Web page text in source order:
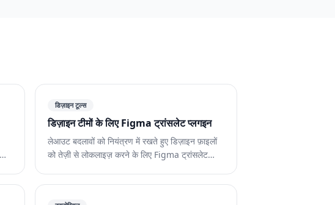
डिज़ाइन टूल्स
डिज़ाइन टीमों के लिए Figma ट्रांसलेट प्लगइन
लेआउट बदलावों को नियंत्रण में रखते हुए डिज़ाइन फ़ाइलों
को तेज़ी से लोकलाइज़ करने के लिए Figma ट्रांसलेट